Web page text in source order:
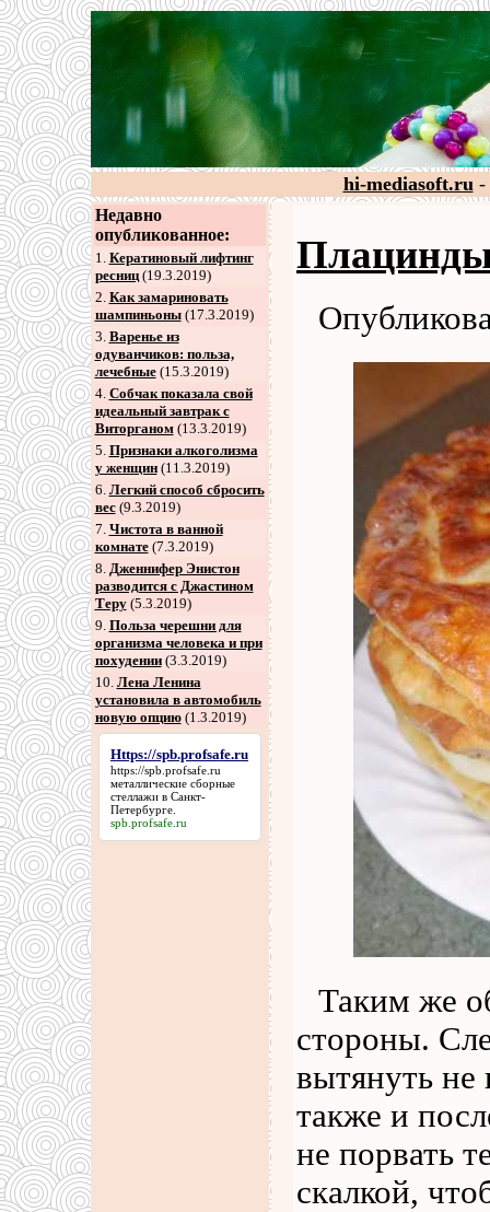
hi-mediasoft.ru-
Недавно
опубликованное:
1. Кератиновый лифтинг
ресниц(19.3.2019)
2. Как замариновать
шампиньоны(17.3.2019)
3. Варенье из
одуванчиков: польза,
лечебные(15.3.2019)
4. Собчак показала свой
идеальный завтрак с
Виторганом(13.3.2019)
5. Признаки алкоголизма
у женщин(11.3.2019)
6. Легкий способ сбросить
вес(9.3.2019)
7. Чистота в ванной
комнате(7.3.2019)
8. Дженнифер Энистон
разводится с Джастином
Теру(5.3.2019)
9. Польза черешни для
организма человека и при
похудении(3.3.2019)
10. Лена Ленина
установила в автомобиль
новую опцию(1.3.2019)
Https://spb.profsafe.ru
https://spb.profsafe.ru
металлические сборные
стеллажи в Санкт-
Петербурге.
spb.profsafe.ru
Плацинды
Таким же
стороны.
вытянуть не
также и
не порвать
скалкой,